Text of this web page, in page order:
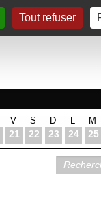
Tout refuser
V
21
S
22
D
23 24
M
25